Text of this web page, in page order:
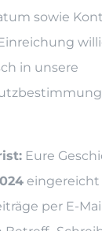
sowie
in unsere
Eure
per E-